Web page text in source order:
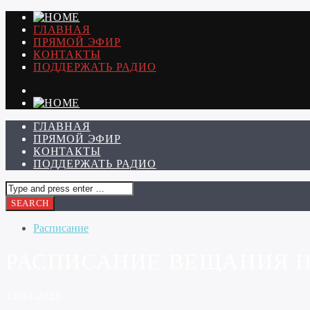
ГЛАВНАЯ
ПРЯМОЙ ЭФИР
КОНТАКТЫ
ПОДДЕРЖАТЬ РАДИО
ГЛАВНАЯ
ПРЯМОЙ ЭФИР
КОНТАКТЫ
ПОДДЕРЖАТЬ РАДИО
Расписание